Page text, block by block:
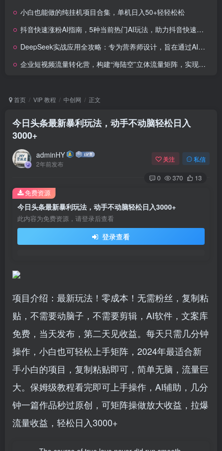
小白也能做的纯挂机项目合集，单机日入50+轻轻松松
抖音快速涨粉AI指南，5种当前热门AI玩法，助力抖音快速起号
DeepSeek实战应用全攻略：专为营养师设计，旨在通过AI工具提升工作效率
企业短视频流量转化营，构建“海陆空”立体流量矩阵，实现从0到1的破局与可持续增长
首页 VIP 教程 中创网 正文
今日头条最新暴利玩法，动手不动脑轻松日入
3000+
adminHY
2年前发布
关注 私信
0 370 13
今日头条最新暴利玩法，动手不动脑轻松日入3000+
此内容为免费资源，请登录后查看
登录查看
免费资源
项目介绍：最新玩法！零成本！无需粉丝，复制粘
贴，不需要动脑子，不需要剪辑，AI软件，文案库
免费，当天发布，第二天见收益。每天只需几分钟
操作，小白也可轻松上手矩阵，2024年最适合新
手小白的项目，复制粘贴即可，简单无脑，流量巨
大。保姆级教程看完即可上手操作，AI辅助，几分
钟一篇作品秒过原创，可矩阵操做放大收益，拉爆
流量收益，轻松日入3000+